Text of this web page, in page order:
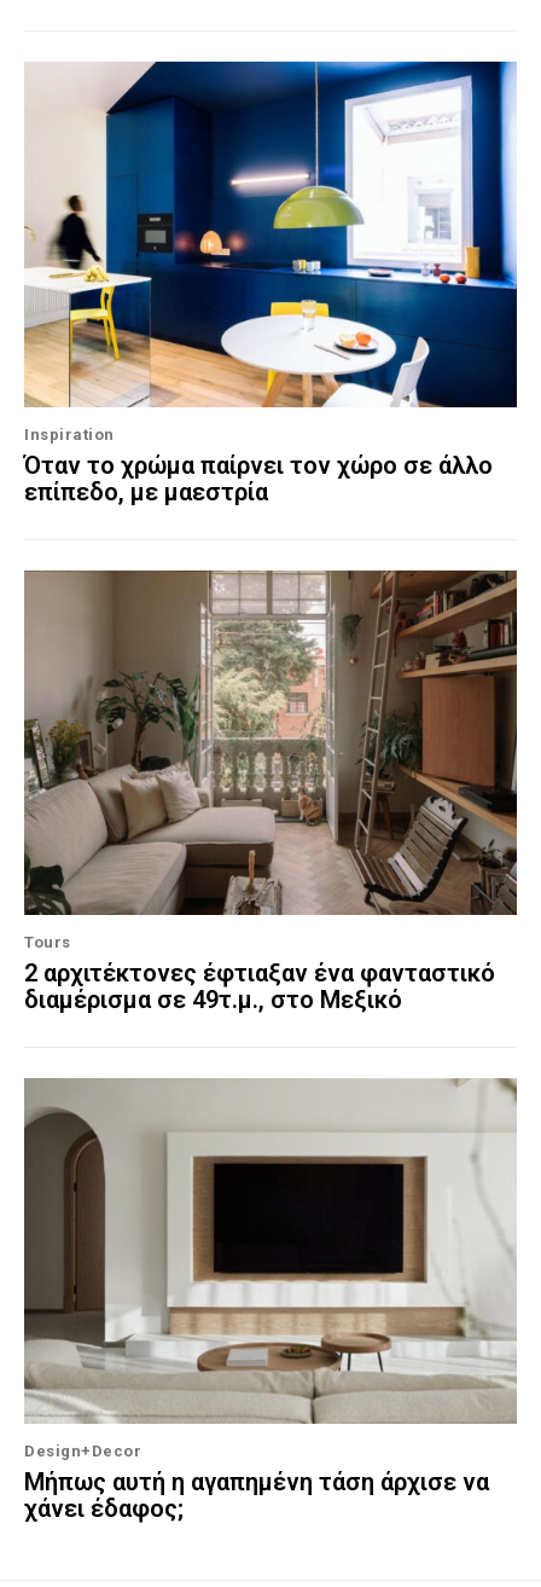
Inspiration
Όταν το χρώμα παίρνει τον χώρο σε άλλο
επίπεδο, με μαεστρία
Tours
2 αρχιτέκτονες έφτιαξαν ένα φανταστικό
διαμέρισμα σε 49τ.μ., στο Μεξικό
Design+Decor
Μήπως αυτή η αγαπημένη τάση άρχισε να
χάνει έδαφος;